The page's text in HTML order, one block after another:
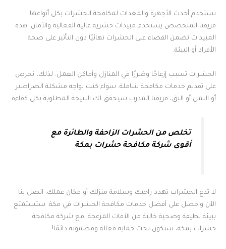
نستخدم أحدث الأجهزة والمعدات لمكافحة الحشرات بكل أنواعها.
فريقنا المتخصص يستخدم مبيدات حشرية عالية الفعالية والأمان. هذه
المبيدات تضمن القضاء على الحشرات نهائيًا دون التأثير على صحة
الأفراد أو البيئة.
الحشرات تسبب إزعاجًا وضررًا في المنازل وأماكن العمل. لذلك، نحرص
على تقديم خدمات مكافحة شاملة. سواء كنت تواجه مشكلة الصراصير
أو النمل أو البق، فريقنا المدرب سيحقق لك النتيجة المطلوبة بكل كفاءة.
تخلص من الحشرات الزاحفة والطائرة مع
أقوى شركة مكافحة حشرات بمكة
لا تدع الحشرات تهدد راحتك وسلامة منزلك أو مكان عملك. اتصل بنا
الآن واحصل على أفضل خدمات مكافحة الحشرات في مكة. ستستمتع
ببيئة نظيفة وصحية خالية من الآفات المزعجة. مع شركة مكافحة
حشرات بمكة، ستكون تحت حماية فعالة ومضمونة دائمًا!